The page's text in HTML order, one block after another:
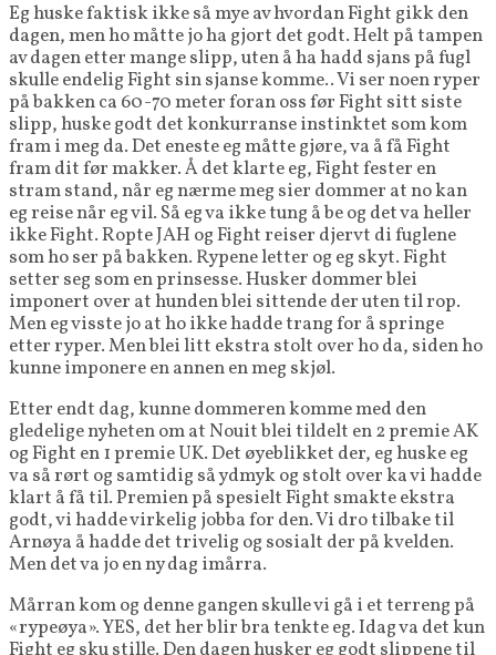
Eg huske faktisk ikke så mye av hvordan Fight gikk den
dagen, men ho måtte jo ha gjort det godt. Helt på tampen
av dagen etter mange slipp, uten å ha hadd sjans på fugl
skulle endelig Fight sin sjanse komme.. Vi ser noen ryper
på bakken ca 60-70 meter foran oss før Fight sitt siste
slipp, huske godt det konkurranse instinktet som kom
fram i meg da. Det eneste eg måtte gjøre, va å få Fight
fram dit før makker. Å det klarte eg, Fight fester en
stram stand, når eg nærme meg sier dommer at no kan
eg reise når eg vil. Så eg va ikke tung å be og det va heller
ikke Fight. Ropte JAH og Fight reiser djervt di fuglene
som ho ser på bakken. Rypene letter og eg skyt. Fight
setter seg som en prinsesse. Husker dommer blei
imponert over at hunden blei sittende der uten til rop.
Men eg visste jo at ho ikke hadde trang for å springe
etter ryper. Men blei litt ekstra stolt over ho da, siden ho
kunne imponere en annen en meg skjøl.
Etter endt dag, kunne dommeren komme med den
gledelige nyheten om at Nouit blei tildelt en 2 premie AK
og Fight en 1 premie UK. Det øyeblikket der, eg huske eg
va så rørt og samtidig så ydmyk og stolt over ka vi hadde
klart å få til. Premien på spesielt Fight smakte ekstra
godt, vi hadde virkelig jobba for den. Vi dro tilbake til
Arnøya å hadde det trivelig og sosialt der på kvelden.
Men det va jo en ny dag imårra.
Mårran kom og denne gangen skulle vi gå i et terreng på
«rypeøya». YES, det her blir bra tenkte eg. Idag va det kun